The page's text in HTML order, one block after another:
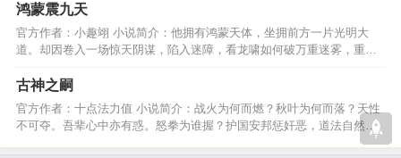
鸿蒙震九天
官方作者：小趣翊 小说简介：他拥有鸿蒙天体，坐拥前方一片光明大
道。却因卷入一场惊天阴谋，陷入迷障，看龙啸如何破万重迷雾，重见
光明，终成就至尊鸿蒙。…
古神之嗣
官方作者：十点法力值 小说简介：战火为何而燃？秋叶为何而落？天性
不可夺。吾辈心中亦有惑。怒拳为谁握？护国安邦惩奸恶，道法自然除